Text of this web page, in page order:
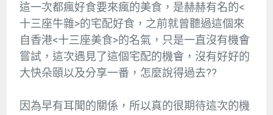
這一次都瘋好食要來瘋的美食，是赫赫有名的<
十三座牛雜>的宅配好食，之前就曾聽過這個來
自香港<十三座美食>的名氣，只是一直沒有機會
嘗試，這次遇見了這個宅配的機會，沒有好好的
大快朵頤以及分享一番，怎麼說得過去??
因為早有耳聞的關係，所以真的很期待這次的機